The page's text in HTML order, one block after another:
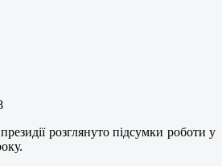
розглянуто підсумки роботи у